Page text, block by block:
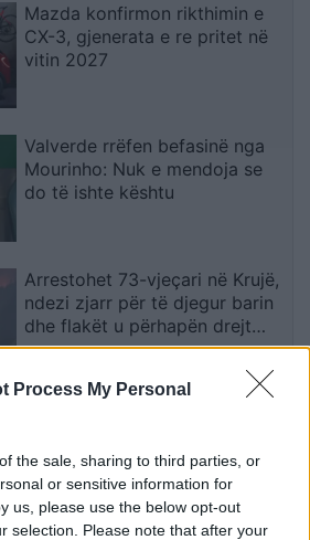
Process My Personal
the sale, sharing to third parties, or
or sensitive information for
us, please use the below opt-out
selection. Please note that after your
Mazda konfirmon rikthimin e
CX-3, gjenerata e re pritet në
vitin 2027
Valverde rrëfen befasinë nga
Mourinho: Nuk e mendoja se
do të ishte kështu
Arrestohet 73-vjeçari në Krujë,
ndezi zjarr për të djegur barin
dhe flakët u përhapën drejt
malit
Lluban, raportohen shpërthime
armatimesh